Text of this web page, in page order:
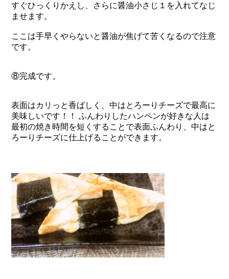
すぐひっくりかえし、さらに醤油小さじ１を入れてなじ
ませます。
ここは手早くやらないと醤油が焦げて苦くなるので注意
です。
⑧完成です。
表面はカリっと香ばしく、中はとろーりチーズで最高に
美味しいです！！ ふんわりしたハンペンが好きな人は
最初の焼き時間を短くすることで表面ふんわり、中はと
ろーりチーズに仕上げることができます。